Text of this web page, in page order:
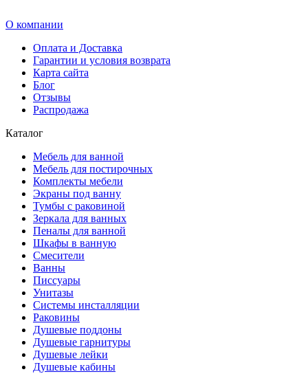
О компании
Оплата и Доставка
Гарантии и условия возврата
Карта сайта
Блог
Отзывы
Распродажа
Каталог
Мебель для ванной
Мебель для постирочных
Комплекты мебели
Экраны под ванну
Тумбы с раковиной
Зеркала для ванных
Пеналы для ванной
Шкафы в ванную
Смесители
Ванны
Писсуары
Унитазы
Системы инсталляции
Раковины
Душевые поддоны
Душевые гарнитуры
Душевые лейки
Душевые кабины